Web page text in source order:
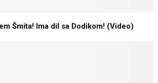
Šmita! Ima dil sa Dodikom! (Video)